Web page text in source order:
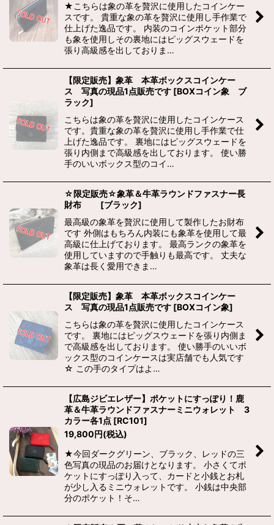
★こちらは象の革を贅沢に使用したコインケー
スです。 貴重な象の革を贅沢に使用し手作業で
仕上げた逸品です。 内装のコインポケット部分
も象を使用しその裏地にはピッグスウェードを
張り高級感を出しておりま…
【限定販売】象革 本革ボックスコインケー
ス 写真の現品1点販売です [BOXコイン象 ブ
ラック]
こちらは象の革を贅沢に使用したコインケース
です。貴重な象の革を贅沢に使用し手作業で仕
上げた逸品です。 裏地にはピッグスウェードを
張り内側まで高級感を出しております。 使い勝
手のいいボックス型のコイ…
☆限定販売☆象革＆牛革ラウンドファスナー長
財布
[ブラック]
最高級の象革を贅沢に使用して製作したお財布
です 外側はもちろん内装にも象革を使用して最
高級に仕上げております。 最高ランクの象革を
使用していますので手触りも最高です。 丈夫な
象革は長く愛用できま…
【限定販売】象革 本革ボックスコインケー
ス 写真の現品1点販売です [BOXコイン象]
こちらは象の革を贅沢に使用したコインケース
です。 裏地にはピッグスウェードを張り内側ま
で高級感を出しております。 使い勝手のいいボ
ックス型のコインケースは実店舗でも人気です
☆ この手のタイプはよ…
【広島ジビエレザー】ポケットにすっぽり！鹿
革＆牛革ラウンドファスナーミニウォレット 3
カラー各1点 [RC101]
19,800円(税込)
★今回ダークグリーン、ブラック、レッドの三
色写真の現品のお届けとなります。 小さくてポ
ケットにすっぽり入って、カードと小銭とお札
が少し入るミニウォレットです。 小銭は中央部
分のポケット！そ…